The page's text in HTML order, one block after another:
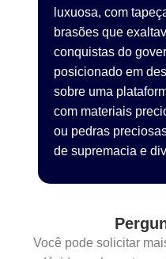
luxuosa, com
brasões que
conquistas do
posicionado em
sobre uma
com materiais
ou pedras
de supremacia e
Você pode solicitar